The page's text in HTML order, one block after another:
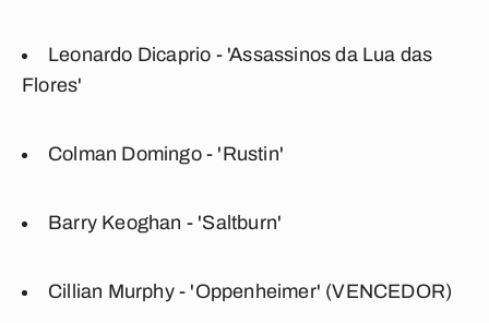
Leonardo Dicaprio - 'Assassinos da Lua das
Flores'
Colman Domingo - 'Rustin'
Barry Keoghan - 'Saltburn'
Cillian Murphy - 'Oppenheimer' (VENCEDOR)